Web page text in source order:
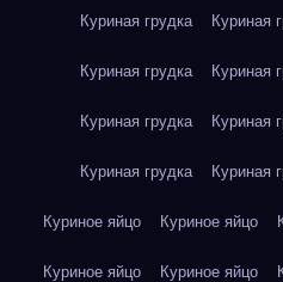
Куриная грудка Куриная
Куриная грудка Куриная
Куриная грудка Куриная
Куриная грудка Куриная
Куриное яйцо Куриное яйцо
Куриное яйцо Куриное яйцо